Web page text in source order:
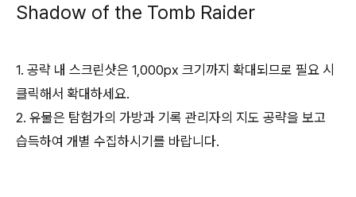
Shadow of the Tomb Raider
1. 공략 내 스크린샷은 1,000px 크기까지 확대되므로 필요 시
클릭해서 확대하세요.
2. 유물은 탐험가의 가방과 기록 관리자의 지도 공략을 보고
습득하여 개별 수집하시기를 바랍니다.